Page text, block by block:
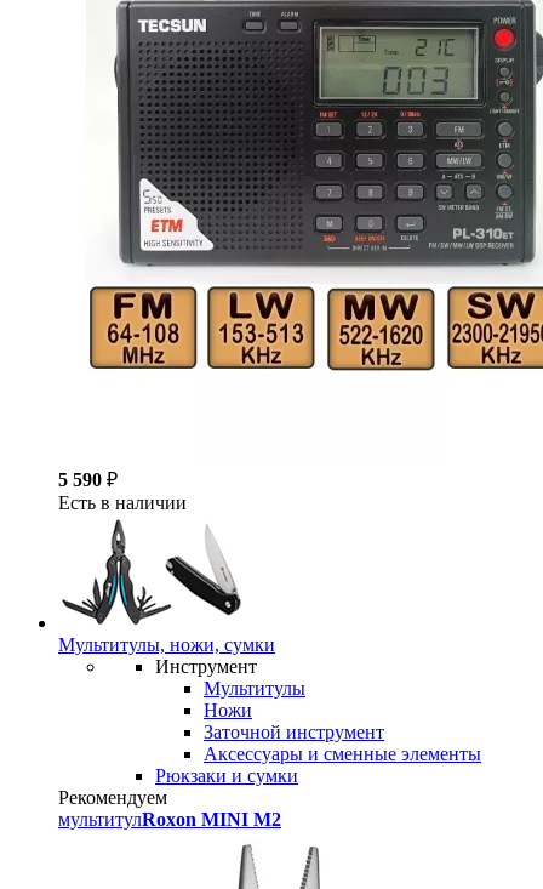
5 590 ₽
Есть в наличии
Мультитулы, ножи, сумки
Инструмент
Мультитулы
Ножи
Заточной инструмент
Аксессуары и сменные элементы
Рюкзаки и сумки
Рекомендуем
мультитулRoxon MINI M2